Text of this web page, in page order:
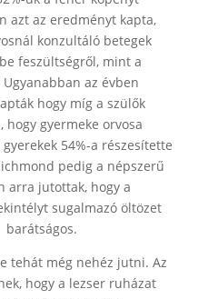
azt az eredményt kapta,
konzultáló betegek
feszültségről, mint a
az évben
hogy míg a szülők
gyermeke orvosa
54%-a részesítette
pedig a népszerű
arra jutottak, hogy a
sugalmazó öltözet
tehát még nehéz jutni. Az
hogy a lezser ruházat